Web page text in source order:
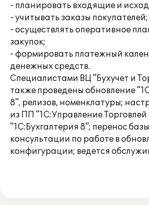
- планировать входящие и
- учитывать заказы покупателей;
- осуществлять оперативное
закупок;
- формировать платежный
денежных средств.
Специалистами ВЦ "Бухучет и
также проведены обновление
8", релизов, номенклатуры;
из ПП "1С:Управление Торговлей
"1С:Бухгалтерия 8"; перенос
консультации по работе в
конфигурации; ведется